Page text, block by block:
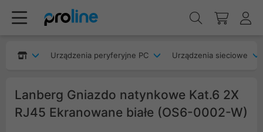
Urządzenia peryferyjne PC Urządzenia sieciowe
Lanberg Gniazdo natynkowe Kat.6 2X
RJ45 Ekranowane białe (OS6-0002-W)